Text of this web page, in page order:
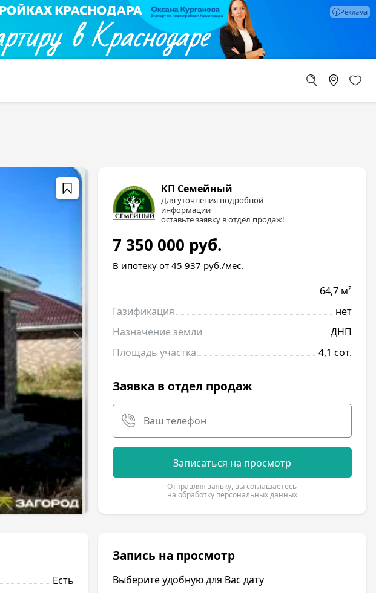
КП Семейный
Для уточнения подробной
информации
оставьте заявку в отдел продаж!
7 350 000 руб.
В ипотеку от 45 937 руб./мес.
64,7 м²
Газификация
нет
Назначение земли
ДНП
Площадь участка
4,1 сот.
Заявка в отдел продаж
Записаться на просмотр
Отправляя заявку, вы соглашаетесь
на обработку персональных данных
Есть
Запись на просмотр
Выберите удобную для Вас дату